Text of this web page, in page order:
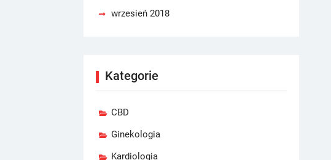
wrzesień 2018
Kategorie
CBD
Ginekologia
Kardiologia